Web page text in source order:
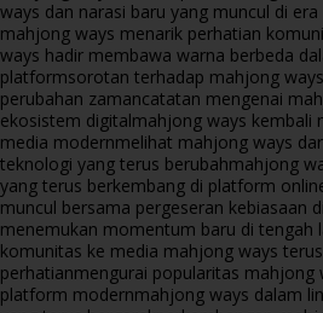
ways dan narasi baru yang muncul di
mahjong ways menarik perhatian
ways hadir membawa warna berbeda
platformsorotan terhadap mahjong
perubahan zamancatatan mengenai
ekosistem digitalmahjong ways kembali
media modernmelihat mahjong ways
teknologi yang terus berubahmahjong
yang terus berkembang di platform
muncul bersama pergeseran kebiasaan
menemukan momentum baru di tengah
komunitas ke media mahjong ways
perhatianmengurai popularitas mahjong
platform modernmahjong ways dalam